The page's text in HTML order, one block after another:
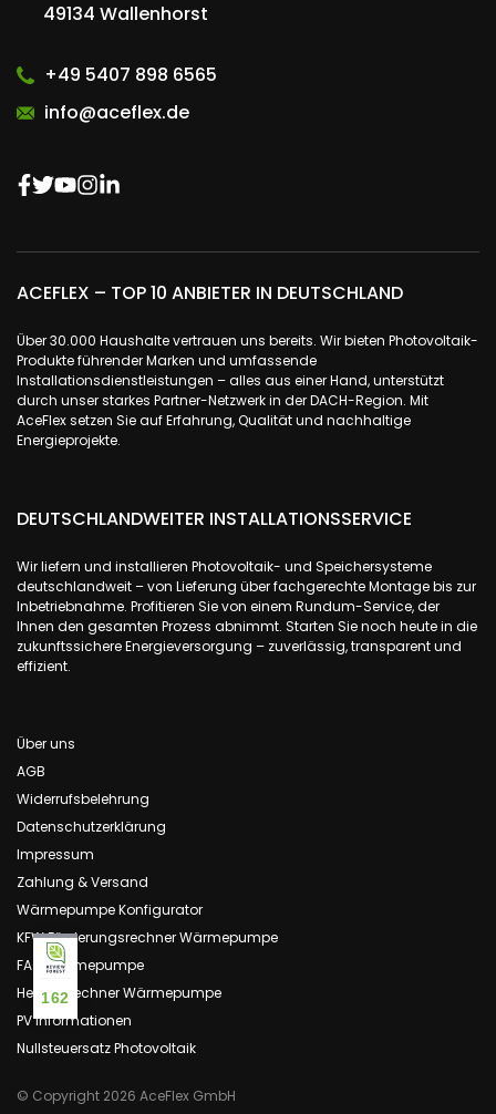
49134 Wallenhorst
+49 5407 898 6565
info@aceflex.de
ACEFLEX – TOP 10 ANBIETER IN DEUTSCHLAND
Über 30.000 Haushalte vertrauen uns bereits. Wir bieten Photovoltaik-
Produkte führender Marken und umfassende
Installationsdienstleistungen – alles aus einer Hand, unterstützt
durch unser starkes Partner-Netzwerk in der DACH-Region. Mit
AceFlex setzen Sie auf Erfahrung, Qualität und nachhaltige
Energieprojekte.
DEUTSCHLANDWEITER INSTALLATIONSSERVICE
Wir liefern und installieren Photovoltaik- und Speichersysteme
deutschlandweit – von Lieferung über fachgerechte Montage bis zur
Inbetriebnahme. Profitieren Sie von einem Rundum-Service, der
Ihnen den gesamten Prozess abnimmt. Starten Sie noch heute in die
zukunftssichere Energieversorgung – zuverlässig, transparent und
effizient.
Über uns
AGB
Widerrufsbelehrung
Datenschutzerklärung
Impressum
Zahlung & Versand
Wärmepumpe Konfigurator
KFW Förderungsrechner Wärmepumpe
FAQ Wärmepumpe
Heizlastrechner Wärmepumpe
PV Informationen
Nullsteuersatz Photovoltaik
© Copyright 2026 AceFlex GmbH
162